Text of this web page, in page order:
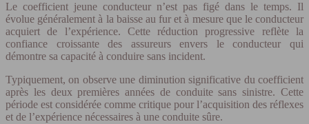
Le coefficient jeune conducteur n’est pas figé dans le temps. Il
évolue généralement à la baisse au fur et à mesure que le conducteur
acquiert de l’expérience. Cette réduction progressive reflète la
confiance croissante des assureurs envers le conducteur qui
démontre sa capacité à conduire sans incident.
Typiquement, on observe une diminution significative du coefficient
après les deux premières années de conduite sans sinistre. Cette
période est considérée comme critique pour l’acquisition des réflexes
et de l’expérience nécessaires à une conduite sûre.